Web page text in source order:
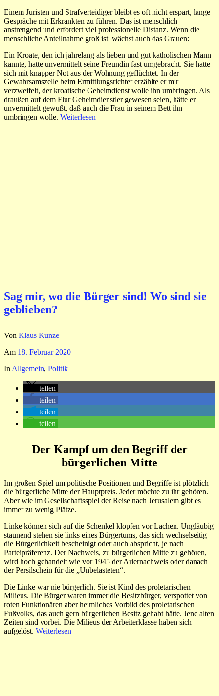
Einem Juristen und Strafverteidiger bleibt es oft nicht erspart, lange
Gespräche mit Erkrankten zu führen. Das ist menschlich
anstrengend und erfordert viel professionelle Distanz. Wenn die
menschliche Anteilnahme groß ist, wächst auch das Grauen:
Ein Kroate, den ich jahrelang als lieben und gut katholischen Mann
kannte, hatte unvermittelt seine Freundin fast umgebracht. Sie hatte
sich mit knapper Not aus der Wohnung geflüchtet. In der
Gewahrsamszelle beim Ermittlungsrichter erzählte er mir
verzweifelt, der kroatische Geheimdienst wolle ihn umbringen. Als
draußen auf dem Flur Geheimdienstler gewesen seien, hätte er
unvermittelt gewußt, daß auch die Frau in seinem Bett ihn
umbringen wolle. Weiterlesen
Sag mir, wo die Bürger sind! Wo sind sie
geblieben?
Von Klaus Kunze
Am 18. Februar 2020
In Allgemein, Politik
teilen
teilen
teilen
teilen
Der Kampf um den Begriff der
bürgerlichen Mitte
Im großen Spiel um politische Positionen und Begriffe ist plötzlich
die bürgerliche Mitte der Hauptpreis. Jeder möchte zu ihr gehören.
Aber wie im Gesellschaftsspiel der Reise nach Jerusalem gibt es
immer zu wenig Plätze.
Linke können sich auf die Schenkel klopfen vor Lachen. Ungläubig
staunend stehen sie links eines Bürgertums, das sich wechselseitig
die Bürgerlichkeit bescheinigt oder auch abspricht, je nach
Parteipräferenz. Der Nachweis, zu bürgerlichen Mitte zu gehören,
wird hoch gehandelt wie vor 1945 der Ariernachweis oder danach
der Persilschein für die „Unbelasteten“.
Die Linke war nie bürgerlich. Sie ist Kind des proletarischen
Milieus. Die Bürger waren immer die Besitzbürger, verspottet von
roten Funktionären aber heimliches Vorbild des proletarischen
Fußvolks, das auch gern bürgerlichen Besitz gehabt hätte. Jene alten
Zeiten sind vorbei. Die Milieus der Arbeiterklasse haben sich
aufgelöst. Weiterlesen